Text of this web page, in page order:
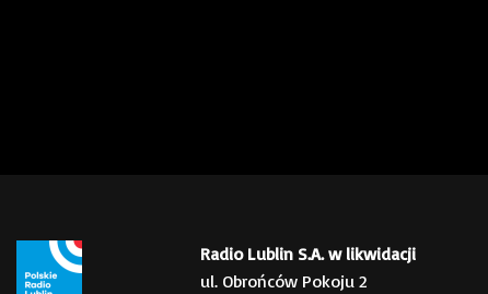
Radio Lublin S.A. w likwidacji
ul. Obrońców Pokoju 2